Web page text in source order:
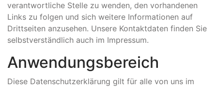
verantwortliche Stelle zu wenden, den vorhandenen
Links zu folgen und sich weitere Informationen auf
Drittseiten anzusehen. Unsere Kontaktdaten finden Sie
selbstverständlich auch im Impressum.
Anwendungsbereich
Diese Datenschutzerklärung gilt für alle von uns im